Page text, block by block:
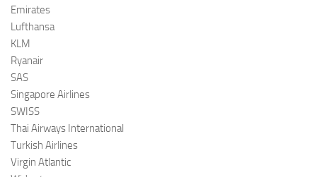
Emirates
Lufthansa
KLM
Ryanair
SAS
Singapore Airlines
SWISS
Thai Airways International
Turkish Airlines
Virgin Atlantic